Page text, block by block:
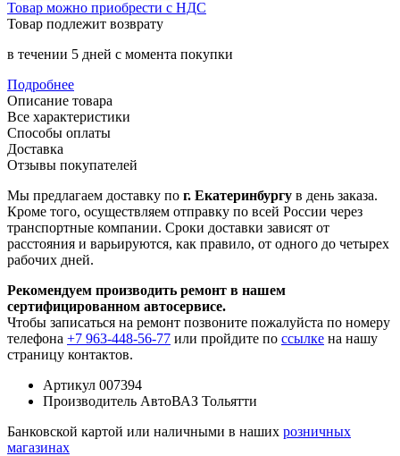
Товар можно приобрести с НДС
Товар подлежит возврату
в течении 5 дней с момента покупки
Подробнее
Описание товара
Все характеристики
Способы оплаты
Доставка
Отзывы покупателей
Мы предлагаем доставку по г. Екатеринбургу в день заказа.
Кроме того, осуществляем отправку по всей России через
транспортные компании. Сроки доставки зависят от
расстояния и варьируются, как правило, от одного до четырех
рабочих дней.
Рекомендуем производить ремонт в нашем
сертифицированном автосервисе.
Чтобы записаться на ремонт позвоните пожалуйста по номеру
телефона +7 963-448-56-77 или пройдите по ссылке на нашу
страницу контактов.
Артикул 007394
Производитель АвтоВАЗ Тольятти
Банковской картой или наличными в наших розничных
магазинах